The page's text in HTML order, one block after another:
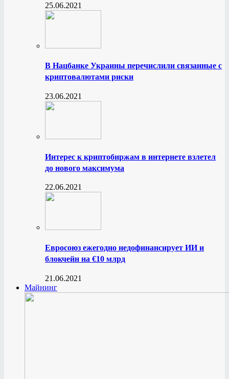
25.06.2021
В Нацбанке Украины перечислили связанные с
криптовалютами риски
23.06.2021
Интерес к криптобиржам в интернете взлетел
до нового максимума
22.06.2021
Евросоюз ежегодно недофинансирует ИИ и
блокчейн на €10 млрд
21.06.2021
Майнинг